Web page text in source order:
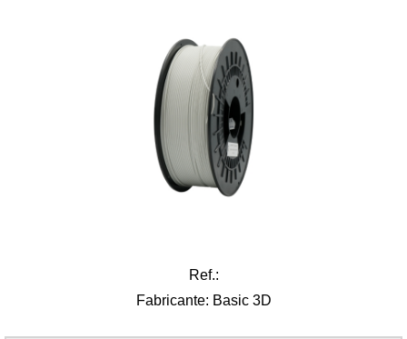
Ref.:
Fabricante: Basic 3D